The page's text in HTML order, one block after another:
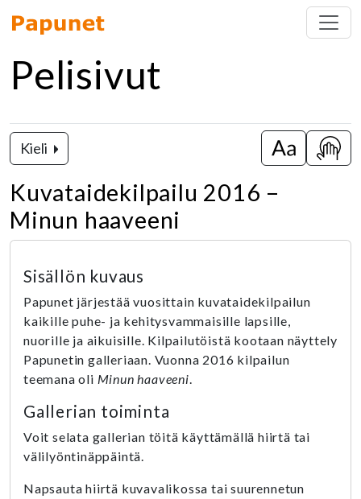
Pelisivut
Kieli
Vaihda isot
Kuvataidekilpailu 2016 –
Minun haaveeni
Sisällön kuvaus
Papunet järjestää vuosittain kuvataidekilpailun
kaikille puhe- ja kehitysvammaisille lapsille,
nuorille ja aikuisille. Kilpailutöistä kootaan näyttely
Papunetin galleriaan. Vuonna 2016 kilpailun
teemana oli Minun haaveeni.
Gallerian toiminta
Voit selata gallerian töitä käyttämällä hiirtä tai
välilyöntinäppäintä.
Napsauta hiirtä kuvavalikossa tai suurennetun